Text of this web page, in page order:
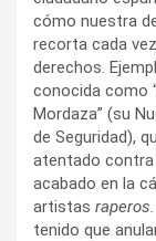
cómo nuestra
recorta cada
derechos.
conocida como
Mordaza” (su
de Seguridad),
atentado contra
acabado en la
artistas raperos.
tenido que